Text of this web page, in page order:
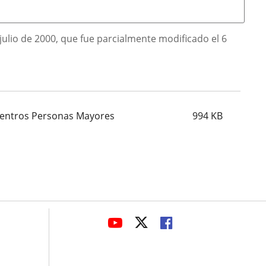
de 2000, que fue parcialmente modificado el 6
Personas Mayores 994 KB
ENLACEENLACEENLACE